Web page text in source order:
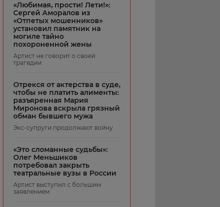
«Любимая, прости! Лети!»:
Сергей Аморалов из
«Отпетых мошенников»
установил памятник на
могиле тайно
похороненной жены
Артист не говорит о своей
трагедии
Отрекся от актерства в суде,
чтобы не платить алименты:
разъяренная Мария
Миронова вскрыла грязный
обман бывшего мужа
Экс-супруги продолжают войну
«Это сломанные судьбы»:
Олег Меньшиков
потребовал закрыть
театральные вузы в России
Артист выступил с большим
заявлением